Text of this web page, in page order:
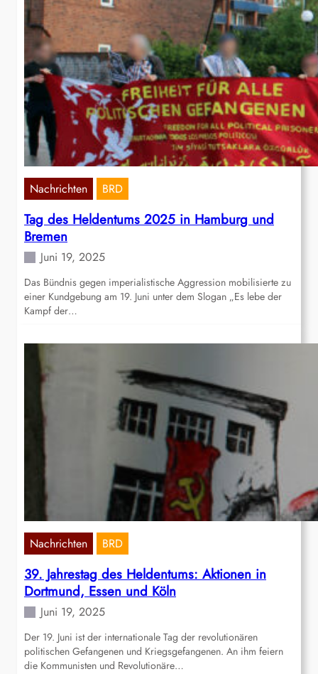
Nachrichten BRD
Tag des Heldentums 2025 in Hamburg und
Bremen
Juni 19, 2025
Das Bündnis gegen imperialistische Aggression mobilisierte zu
einer Kundgebung am 19. Juni unter dem Slogan „Es lebe der
Kampf der…
Nachrichten BRD
39. Jahrestag des Heldentums: Aktionen in
Dortmund, Essen und Köln
Juni 19, 2025
Der 19. Juni ist der internationale Tag der revolutionären
politischen Gefangenen und Kriegsgefangenen. An ihm feiern
die Kommunisten und Revolutionäre…